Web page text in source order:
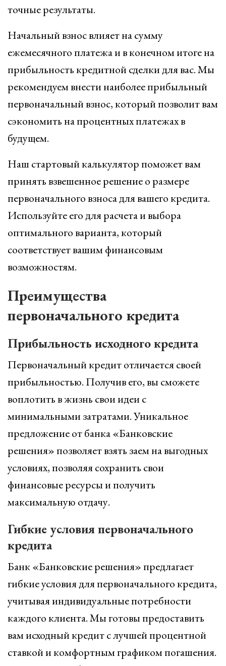
точные результаты.
Начальный взнос влияет на сумму
ежемесячного платежа и в конечном итоге на
прибыльность кредитной сделки для вас. Мы
рекомендуем внести наиболее прибыльный
первоначальный взнос, который позволит вам
сэкономить на процентных платежах в
будущем.
Наш стартовый калькулятор поможет вам
принять взвешенное решение о размере
первоначального взноса для вашего кредита.
Используйте его для расчета и выбора
оптимального варианта, который
соответствует вашим финансовым
возможностям.
Преимущества
первоначального кредита
Прибыльность исходного кредита
Первоначальный кредит отличается своей
прибыльностью. Получив его, вы сможете
воплотить в жизнь свои идеи с
минимальными затратами. Уникальное
предложение от банка «Банковские
решения» позволяет взять заем на выгодных
условиях, позволяя сохранить свои
финансовые ресурсы и получить
максимальную отдачу.
Гибкие условия первоначального
кредита
Банк «Банковские решения» предлагает
гибкие условия для первоначального кредита,
учитывая индивидуальные потребности
каждого клиента. Мы готовы предоставить
вам исходный кредит с лучшей процентной
ставкой и комфортным графиком погашения.